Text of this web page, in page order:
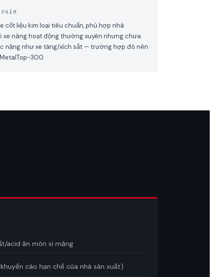
cốt liệu kim loại tiêu chuẩn, phù hợp nhà
xe nâng hoạt động thường xuyên nhưng chưa
nặng như xe tăng/xích sắt — trường hợp đó nên
300.
acid ăn mòn xi măng
cáo hạn chế của nhà sản xuất)